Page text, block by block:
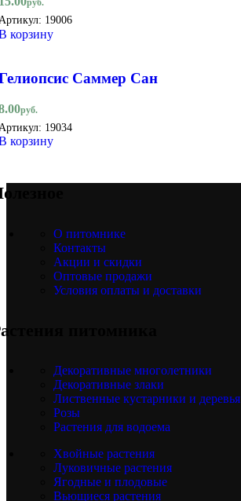
руб.
19006
корзину
Саммер Сан
руб.
19034
корзину
О питомнике
Контакты
Акции и скидки
Оптовые продажи
Условия оплаты и доставки
питомника
Декоративные многолетники
Декоративные злаки
Лиственные кустарники и деревья
Розы
Растения для водоема
Хвойные растения
Луковичные растения
Ягодные и плодовые
Вьющиеся растения